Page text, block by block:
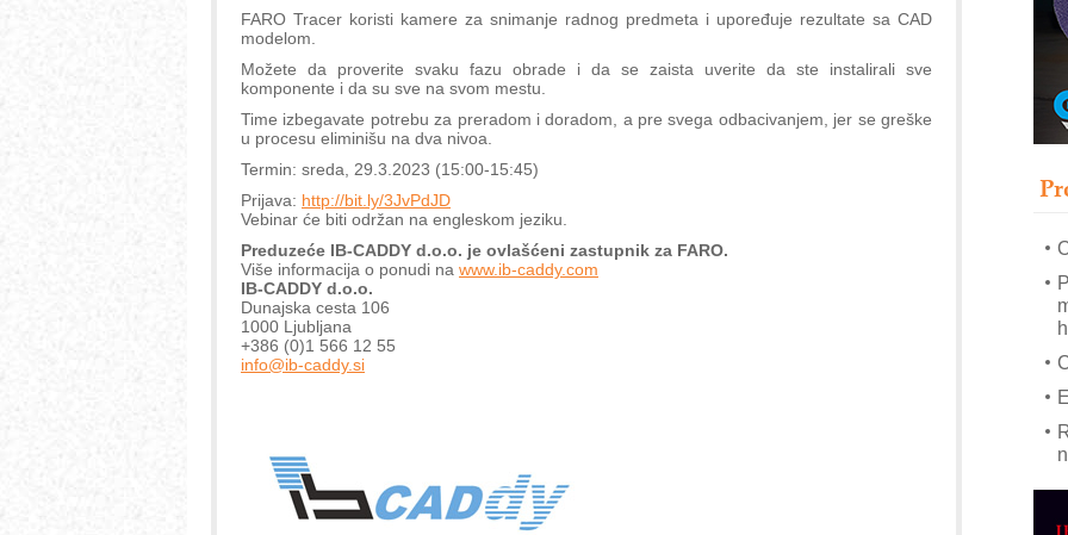
FARO Tracer koristi kamere za snimanje radnog predmeta i upoređuje rezultate sa CAD
modelom.
Možete da proverite svaku fazu obrade i da se zaista uverite da ste instalirali sve
komponente i da su sve na svom mestu.
Time izbegavate potrebu za preradom i doradom, a pre svega odbacivanjem, jer se greške
u procesu eliminišu na dva nivoa.
Termin: sreda, 29.3.2023 (15:00-15:45)
Prijava: http://bit.ly/3JvPdJD
Vebinar će biti održan na engleskom jeziku.
Preduzeće IB-CADDY d.o.o. je ovlašćeni zastupnik za FARO.
Više informacija o ponudi na www.ib-caddy.com
IB-CADDY d.o.o.
Dunajska cesta 106
1000 Ljubljana
+386 (0)1 566 12 55
info@ib-caddy.si